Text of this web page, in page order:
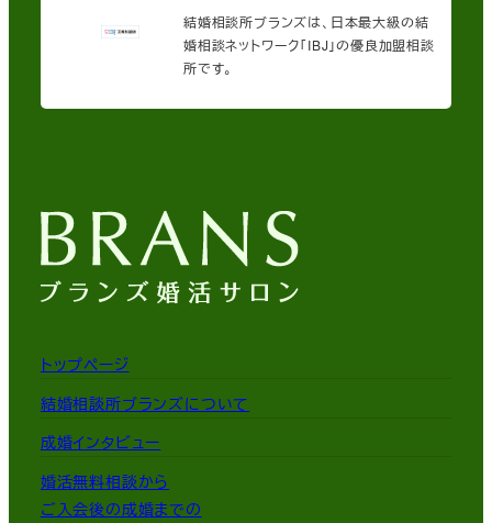
結婚相談所ブランズは、日本最大級の結
婚相談ネットワーク「IBJ」の優良加盟相談
所です。
トップページ
結婚相談所ブランズについて
成婚インタビュー
婚活無料相談から
ご入会後の成婚までの